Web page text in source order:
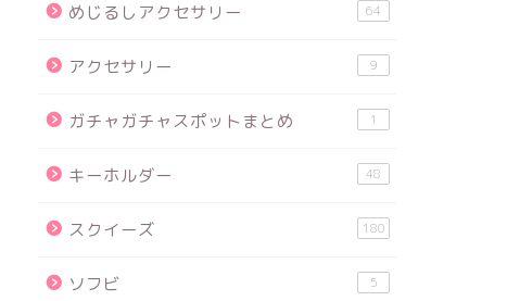
めじるしアクセサリー 64
アクセサリー 9
ガチャガチャスポットまとめ 1
キーホルダー 48
スクイーズ 180
ソフビ 5